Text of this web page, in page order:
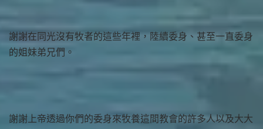
謝謝在同光沒有牧者的這些年裡，陸續委身、甚至一直委身
的姐妹弟兄們。
謝謝上帝透過你們的委身來牧養這間教會的許多人以及大大